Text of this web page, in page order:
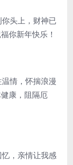
头上，财神已
你新年快乐！
情，怀揣浪漫
康，阻隔厄
，亲情让我感